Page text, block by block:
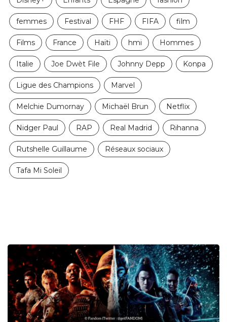
femmes Festival FHF FIFA film
Films France Haïti hmi Hommes
Italie Joe Dwèt File Johnny Depp Konpa
Ligue des Champions Marvel
Melchie Dumornay Michaël Brun Netflix
Nidger Paul RAP Real Madrid Rihanna
Rutshelle Guillaume Réseaux sociaux
Tafa Mi Soleil